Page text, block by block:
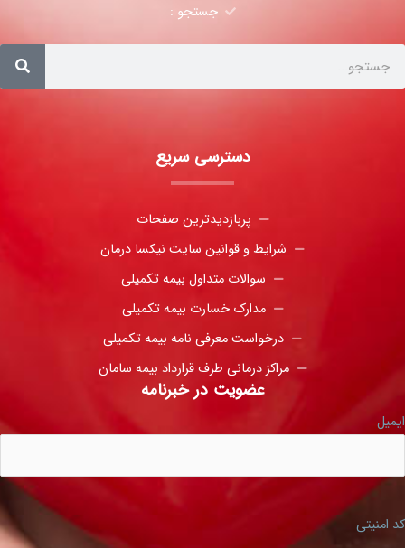
جستجو :
دسترسی سریع
پربازدیدترین صفحات
شرایط و قوانین سایت نیکسا درمان
سوالات متداول بیمه تکمیلی
مدارک خسارت بیمه تکمیلی
درخواست معرفی نامه بیمه تکمیلی
مراکز درمانی طرف قرارداد بیمه سامان
عضویت در خبرنامه
ایمیل
کد امنیتی